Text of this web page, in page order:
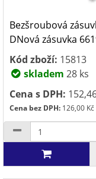
Bezšroubová
DNová zásuvka
Kód zboží: 15813
skladem 28 ks
Cena s DPH:
Cena bez DPH: 126,00 Kč